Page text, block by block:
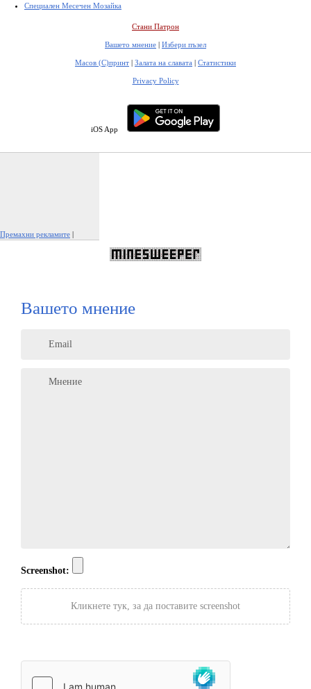
Специален Месечен Мозайка
Стани Патрон
Вашето мнение | Избери пъзел
Масов (С)принт | Залата на славата | Статистики
Privacy Policy
iOS App
Премахни рекламите |
Вашето мнение
Email
Мнение
Screenshot:
Кликнете тук, за да поставите screenshot